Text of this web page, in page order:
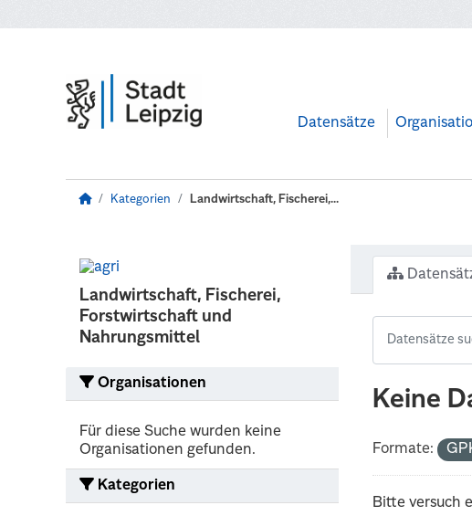
Datensätze
Kategorien Landwirtschaft, Fischerei,...
Landwirtschaft, Fischerei,
Forstwirtschaft und
Nahrungsmittel
Organisationen
Für diese Suche wurden keine
Organisationen gefunden.
Kategorien
Keine
Formate:
Bitte versuch